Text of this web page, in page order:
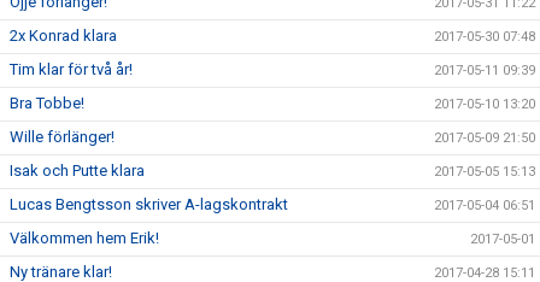
2x Konrad klara 2017-05-30 07:48
Tim klar för två år! 2017-05-11 09:39
Bra Tobbe! 2017-05-10 13:20
Wille förlänger! 2017-05-09 21:50
Isak och Putte klara 2017-05-05 15:13
Lucas Bengtsson skriver A-lagskontrakt 2017-05-04 06:51
Välkommen hem Erik! 2017-05-01
Ny tränare klar! 2017-04-28 15:11